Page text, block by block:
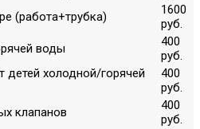
(работа+трубка)
1600
руб.
воды
400
руб.
детей холодной/горячей
400
руб.
клапанов
400
руб.